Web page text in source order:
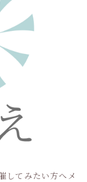
してみたい方へメ